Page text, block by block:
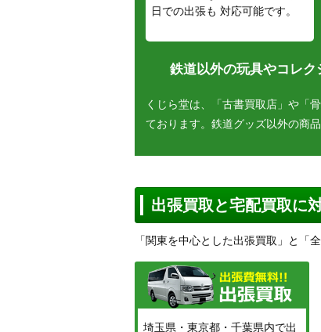
日での出張も 対応可能です。
鉄道以外の玩具やコレ
くじら堂は、「古書買取店」や「
ております。鉄道グッズ以外の商
出張買取と宅配買取に
「関東を中心とした出張買取」と「
埼玉県・東京都・千葉県内で出